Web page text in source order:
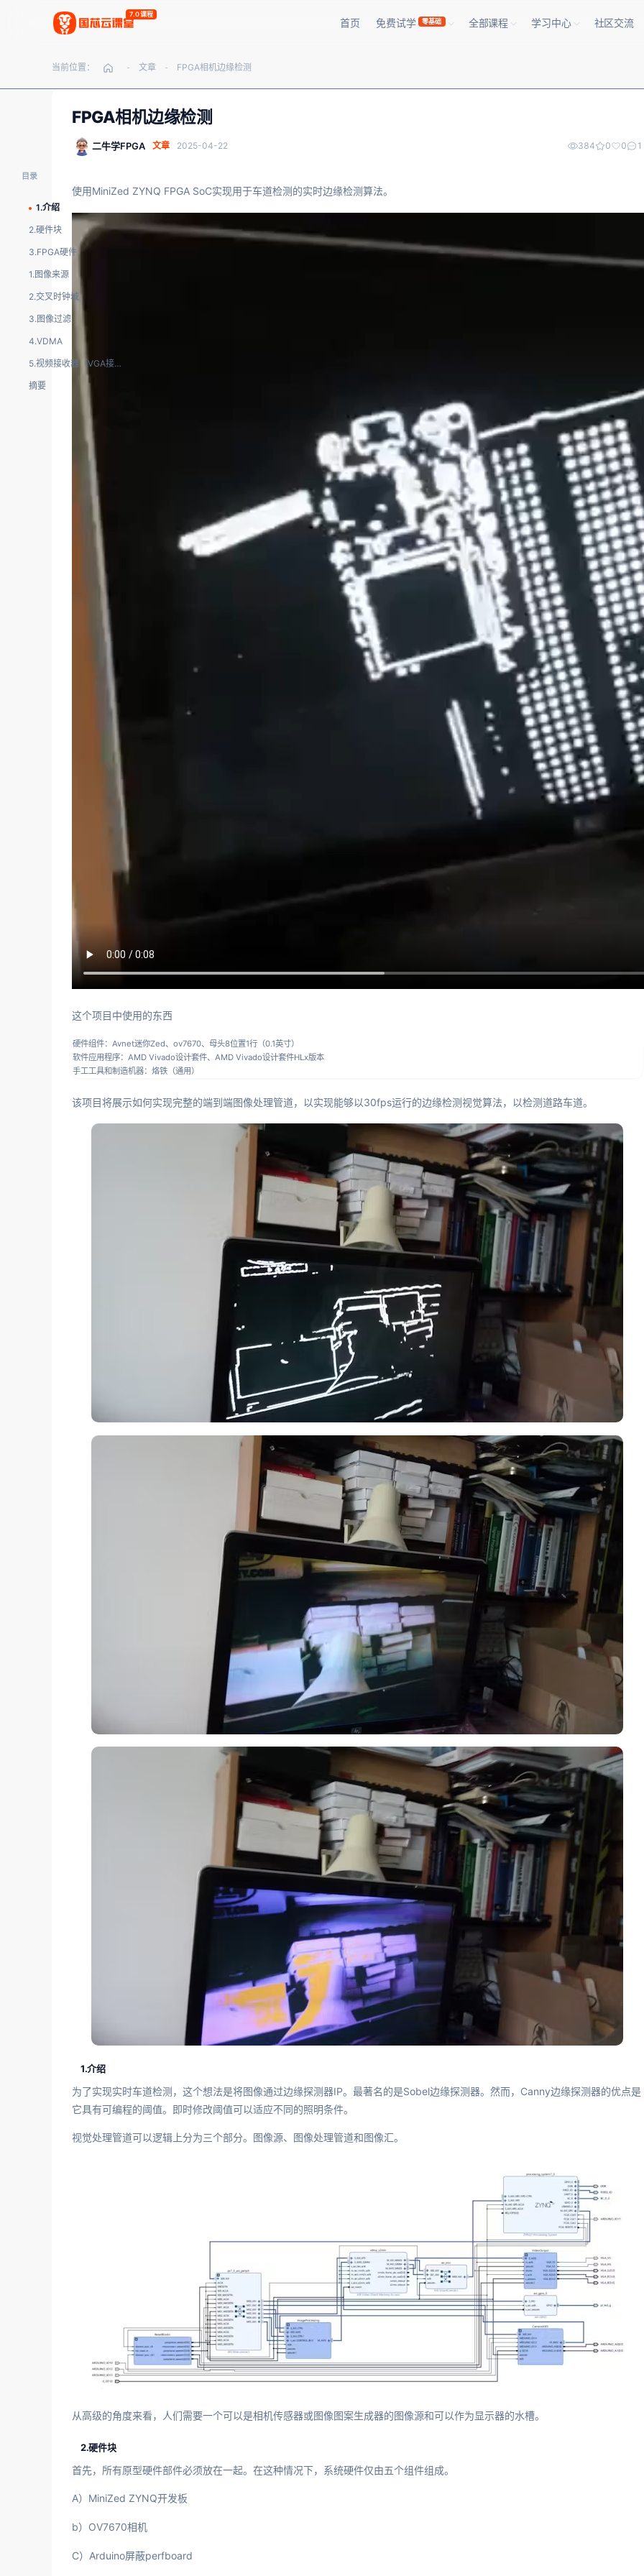
7.0课程
首页 免费试学 零基础 全部课程 学习中心 社区交流
当前位置： - 文章 - FPGA相机边缘检测
FPGA相机边缘检测
二牛学FPGA 文章 2025-04-22 384 0 0 1
目录
1.介绍
2.硬件块
3.FPGA硬件
1.图像来源
2.交叉时钟域
3.图像过滤
4.VDMA
5.视频接收器（VGA接口）
摘要
使用MiniZed ZYNQ FPGA SoC实现用于车道检测的实时边缘检测算法。
这个项目中使用的东西
硬件组件：Avnet迷你Zed、ov7670、母头8位置1行（0.1英寸）
软件应用程序：AMD Vivado设计套件、AMD Vivado设计套件HLx版本
手工工具和制造机器：烙铁（通用）
该项目将展示如何实现完整的端到端图像处理管道，以实现能够以30fps运行的边缘检测视觉算法，以检测道路车道。
1.介绍
为了实现实时车道检测，这个想法是将图像通过边缘探测器IP。最著名的是Sobel边缘探测器。然而，Canny边缘探测器的优点是
它具有可编程的阈值。即时修改阈值可以适应不同的照明条件。
视觉处理管道可以逻辑上分为三个部分。图像源、图像处理管道和图像汇。
从高级的角度来看，人们需要一个可以是相机传感器或图像图案生成器的图像源和可以作为显示器的水槽。
2.硬件块
首先，所有原型硬件部件必须放在一起。在这种情况下，系统硬件仅由五个组件组成。
A）MiniZed ZYNQ开发板
b）OV7670相机
C）Arduino屏蔽perfboard